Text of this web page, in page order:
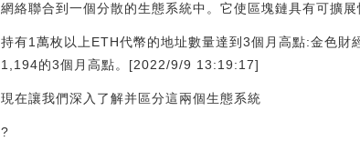
網絡聯合到一個分散的生態系統中。它使區塊鏈具有可擴
持有1萬枚以上ETH代幣的地址數量達到3個月高點:金色
1,194的3個月高點。[2022/9/9 13:19:17]
現在讓我們深入了解并區分這兩個生態系統
?